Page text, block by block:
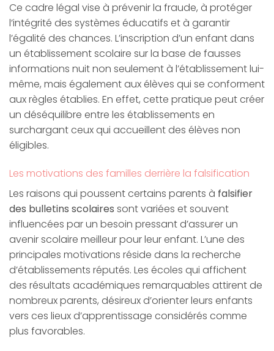
Ce cadre légal vise à prévenir la fraude, à protéger
l’intégrité des systèmes éducatifs et à garantir
l’égalité des chances. L’inscription d’un enfant dans
un établissement scolaire sur la base de fausses
informations nuit non seulement à l’établissement lui-
même, mais également aux élèves qui se conforment
aux règles établies. En effet, cette pratique peut créer
un déséquilibre entre les établissements en
surchargant ceux qui accueillent des élèves non
éligibles.
Les motivations des familles derrière la falsification
Les raisons qui poussent certains parents à falsifier
des bulletins scolaires sont variées et souvent
influencées par un besoin pressant d’assurer un
avenir scolaire meilleur pour leur enfant. L’une des
principales motivations réside dans la recherche
d’établissements réputés. Les écoles qui affichent
des résultats académiques remarquables attirent de
nombreux parents, désireux d’orienter leurs enfants
vers ces lieux d’apprentissage considérés comme
plus favorables.